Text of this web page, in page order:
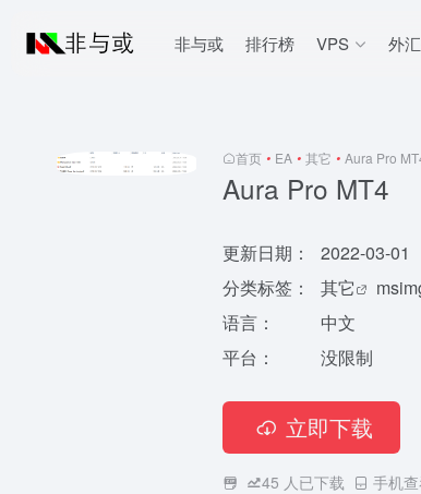
非与或 排行榜 VPS 外
首页 • EA • 其它 • Aura Pro
Aura Pro MT4
更新日期：
2022-03-01
分类标签：
其它
语言：
中文
平台：
没限制
立即下载
45 人已下载 手机